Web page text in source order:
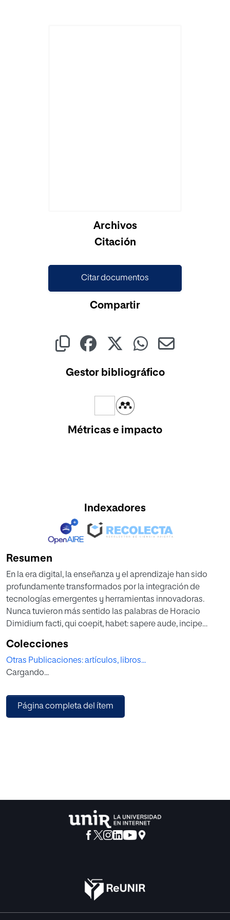
Archivos
Citación
Citar documentos
Compartir
Gestor bibliográfico
Métricas e impacto
Indexadores
Resumen
En la era digital, la enseñanza y el aprendizaje han sido
profundamente transformados por la integración de
tecnologías emergentes y herramientas innovadoras.
Nunca tuvieron más sentido las palabras de Horacio
Dimidium facti, qui coepit, habet: sapere aude, incipe
saber, empieza) pues hay que ser valiente para adentrase
en este nuevo mundo digital. Nuevos aprendizajes
tecnologizados con aplicaciones culturales y didácticas
aumentada, la gamificación y la digitalización 3D
impactan tanto en la formación académica como en el
Colecciones
Otras Publicaciones: artículos, libros...
Cargando...
Página completa del ítem